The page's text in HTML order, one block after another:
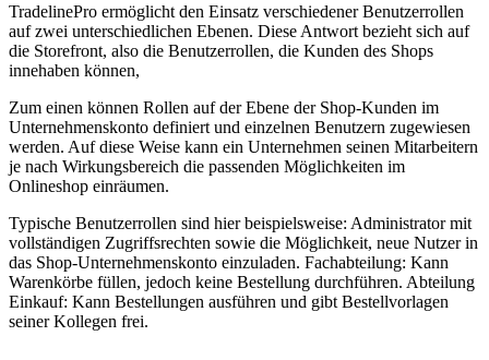
TradelinePro ermöglicht den Einsatz verschiedener Benutzerrollen
auf zwei unterschiedlichen Ebenen. Diese Antwort bezieht sich auf
die Storefront, also die Benutzerrollen, die Kunden des Shops
innehaben können,
Zum einen können Rollen auf der Ebene der Shop-Kunden im
Unternehmenskonto definiert und einzelnen Benutzern zugewiesen
werden. Auf diese Weise kann ein Unternehmen seinen Mitarbeitern
je nach Wirkungsbereich die passenden Möglichkeiten im
Onlineshop einräumen.
Typische Benutzerrollen sind hier beispielsweise: Administrator mit
vollständigen Zugriffsrechten sowie die Möglichkeit, neue Nutzer in
das Shop-Unternehmenskonto einzuladen. Fachabteilung: Kann
Warenkörbe füllen, jedoch keine Bestellung durchführen. Abteilung
Einkauf: Kann Bestellungen ausführen und gibt Bestellvorlagen
seiner Kollegen frei.